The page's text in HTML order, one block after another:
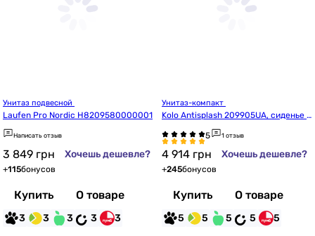
Laufen Pro Nordic H8209580000001
Написать отзыв
3 849 грн Хочешь дешевле?
+115бонусов
Купить О товаре
3 3 3 3 3
Kolo Antisplash 209905UA, сиденье п
олипропилен
1 отзыв
4 914 грн Хочешь дешевле?
+245бонусов
Купить О товаре
5 5 5 5 5